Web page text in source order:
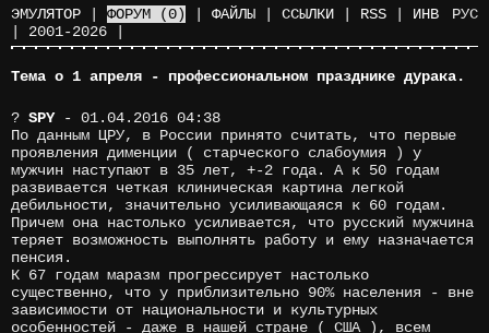
РУС
ЭМУЛЯТОР ФОРУМ (0) ФАЙЛЫ ССЫЛКИ RSS
ИНВ
2001-2026
Тема о 1 апреля - профессиональном празднике дурака.
? SPY- 01.04.2016 04:38
По данным ЦРУ, в России принято считать, что первые
проявления дименции ( старческого слабоумия ) у
мужчин наступают в 35 лет, +-2 года. А к 50 годам
развивается четкая клиническая картина легкой
дебильности, значительно усиливающаяся к 60 годам.
Причем она настолько усиливается, что русский мужчина
теряет возможность выполнять работу и ему назначается
пенсия.
К 67 годам маразм прогрессирует настолько
существенно, что у приблизительно 90% населения - вне
зависимости от национальности и культурных
особенностей - даже в нашей стране ( США ), всем